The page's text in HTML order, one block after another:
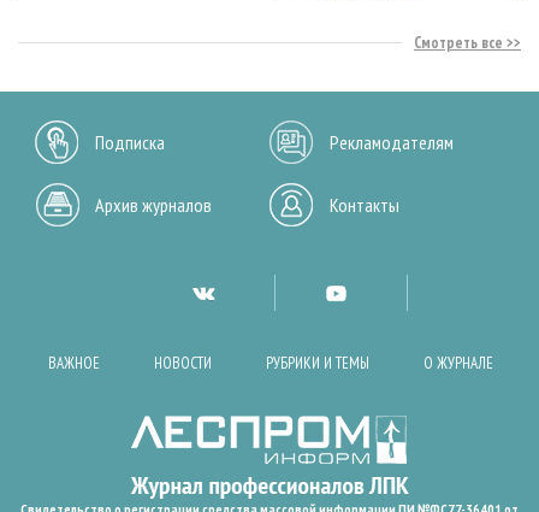
Смотреть все
Подписка Рекламодателям
Архив журналов Контакты
ВАЖНОЕ НОВОСТИ РУБРИКИ И ТЕМЫ О ЖУРНАЛЕ